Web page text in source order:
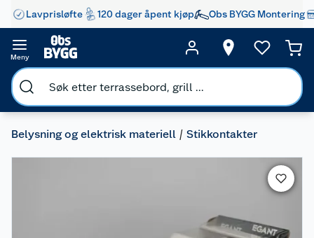
Lavprisløfte 120 dager åpent kjøp Obs BYGG Montering
Meny
Belysning og elektrisk materiell Stikkontakter